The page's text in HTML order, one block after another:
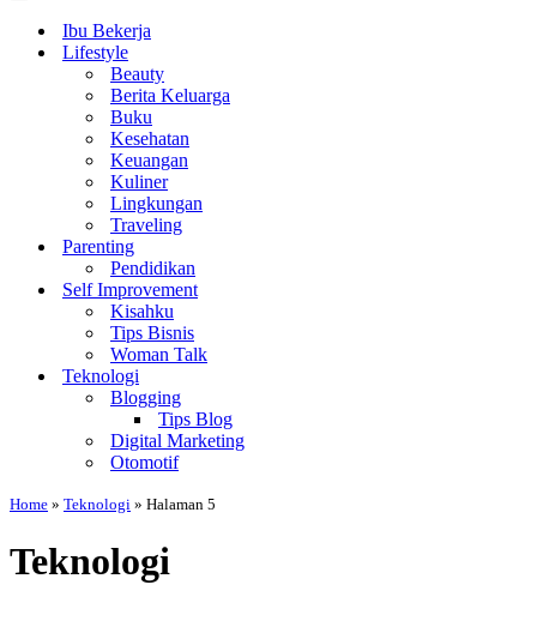
Menu
NavigasiIbu Bekerja
Lifestyle
Beauty
Berita Keluarga
Buku
Kesehatan
Keuangan
Kuliner
Lingkungan
Traveling
Parenting
Pendidikan
Self Improvement
Kisahku
Tips Bisnis
Woman Talk
Teknologi
Blogging
Tips Blog
Digital Marketing
Otomotif
Home » Teknologi » Halaman 5
Teknologi